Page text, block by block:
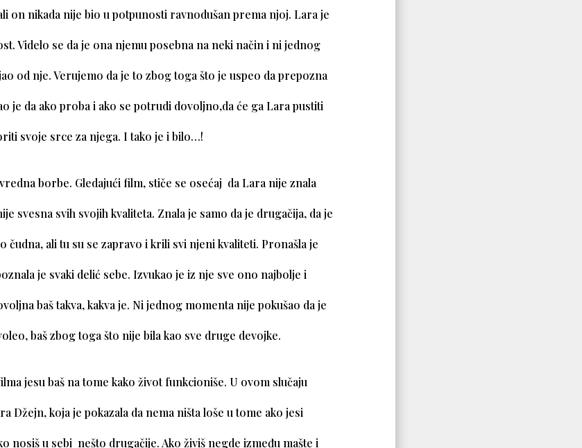
on nikada nije bio u potpunosti ravnodušan prema njoj. Lara je
Videlo se da je ona njemu posebna na neki način i ni jednog
od nje. Verujemo da je to zbog toga što je uspeo da prepozna
je da ako proba i ako se potrudi dovoljno,da će ga Lara pustiti
svoje srce za njega. I tako je i bilo…!
borbe. Gledajući film, stiče se osećaj da Lara nije znala
svesna svih svojih kvaliteta. Znala je samo da je drugačija, da je
čudna, ali tu su se zapravo i krili svi njeni kvaliteti. Pronašla je
je svaki delić sebe. Izvukao je iz nje sve ono najbolje i
baš takva, kakva je. Ni jednog momenta nije pokušao da je
baš zbog toga što nije bila kao sve druge devojke.
jesu baš na tome kako život funkcioniše. U ovom slučaju
Džejn, koja je pokazala da nema ništa loše u tome ako jesi
nosiš u sebi nešto drugačije. Ako živiš negde između mašte i